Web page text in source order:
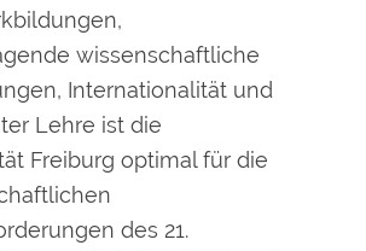
wissenschaftliche
Internationalität und
Lehre ist die
Freiburg optimal für die
des 21.